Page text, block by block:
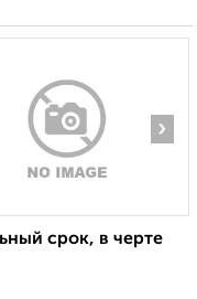
›
срок, в черте